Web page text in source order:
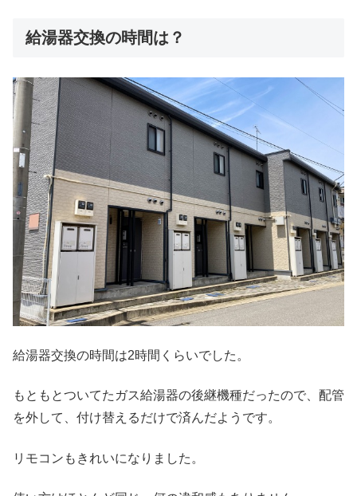
給湯器交換の時間は？
給湯器交換の時間は2時間くらいでした。
もともとついてたガス給湯器の後継機種だったので、配管
を外して、付け替えるだけで済んだようです。
リモコンもきれいになりました。